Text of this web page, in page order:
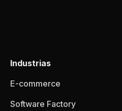
Industrias
E-commerce
Software Factory